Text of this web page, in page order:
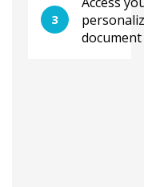
3
document